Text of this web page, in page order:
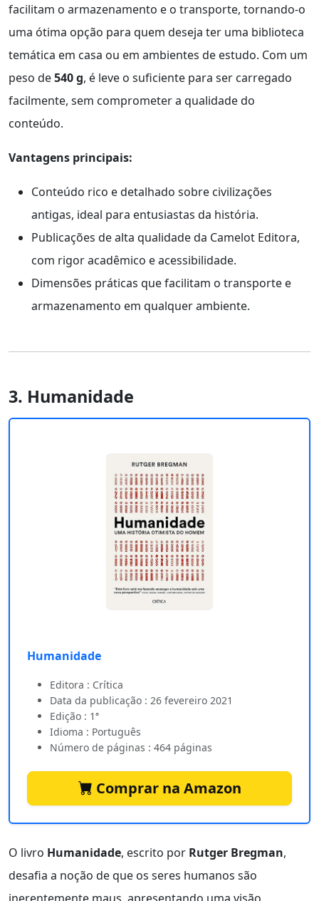
facilitam o armazenamento e o transporte, tornando-o
uma ótima opção para quem deseja ter uma biblioteca
temática em casa ou em ambientes de estudo. Com um
peso de540 g, é leve o suficiente para ser carregado
facilmente, sem comprometer a qualidade do
conteúdo.
Vantagens principais:
Conteúdo rico e detalhado sobre civilizações
antigas, ideal para entusiastas da história.
Publicações de alta qualidade da Camelot Editora,
com rigor acadêmico e acessibilidade.
Dimensões práticas que facilitam o transporte e
armazenamento em qualquer ambiente.
3. Humanidade
Humanidade
Editora : Crítica
Data da publicação : 26 fevereiro 2021
Edição : 1ª
Idioma : Português
Número de páginas : 464 páginas
Comprar na Amazon
O livro Humanidade, escrito por Rutger Bregman,
desafia a noção de que os seres humanos são